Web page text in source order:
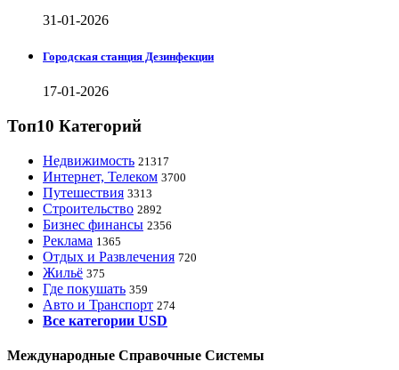
31-01-2026
Городская станция Дезинфекции
17-01-2026
Топ10 Категорий
Недвижимость 21317
Интернет, Телеком 3700
Путешествия 3313
Строительство 2892
Бизнес финансы 2356
Реклама 1365
Отдых и Развлечения 720
Жильё 375
Где покушать 359
Авто и Транспорт 274
Все категории USD
Международные Справочные Системы